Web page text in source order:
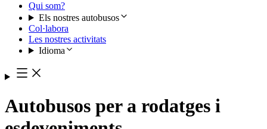
Qui som?
Els nostres autobusos
Col·labora
Les nostres activitats
Idioma
Autobusos per a rodatges i